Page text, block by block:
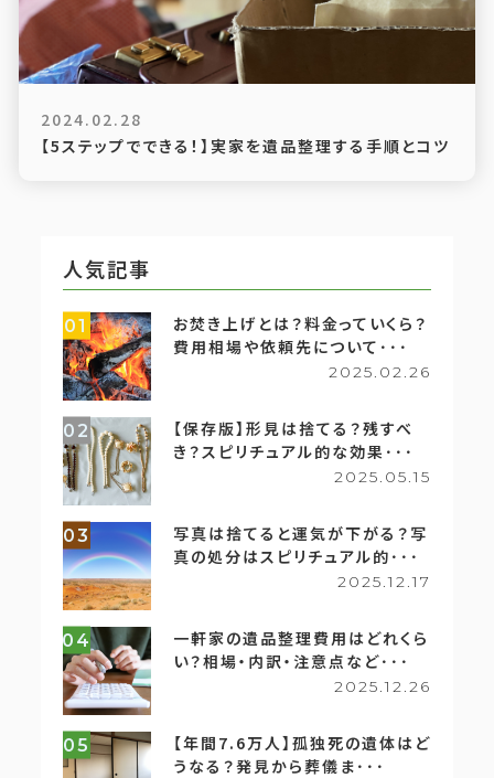
2024.02.28
【5ステップでできる！】実家を遺品整理する手順とコツ
人気記事
01
お焚き上げとは？料金っていくら？
費用相場や依頼先について･･･
2025.02.26
02
【保存版】形見は捨てる？残すべ
き？スピリチュアル的な効果･･･
2025.05.15
03
写真は捨てると運気が下がる？写
真の処分はスピリチュアル的･･･
2025.12.17
04
一軒家の遺品整理費用はどれくら
い？相場・内訳・注意点など･･･
2025.12.26
05
【年間7.6万人】孤独死の遺体はど
うなる？発見から葬儀ま･･･